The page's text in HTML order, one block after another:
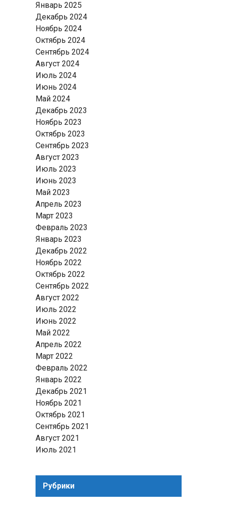
Январь 2025
Декабрь 2024
Ноябрь 2024
Октябрь 2024
Сентябрь 2024
Август 2024
Июль 2024
Июнь 2024
Май 2024
Декабрь 2023
Ноябрь 2023
Октябрь 2023
Сентябрь 2023
Август 2023
Июль 2023
Июнь 2023
Май 2023
Апрель 2023
Март 2023
Февраль 2023
Январь 2023
Декабрь 2022
Ноябрь 2022
Октябрь 2022
Сентябрь 2022
Август 2022
Июль 2022
Июнь 2022
Май 2022
Апрель 2022
Март 2022
Февраль 2022
Январь 2022
Декабрь 2021
Ноябрь 2021
Октябрь 2021
Сентябрь 2021
Август 2021
Июль 2021
Рубрики